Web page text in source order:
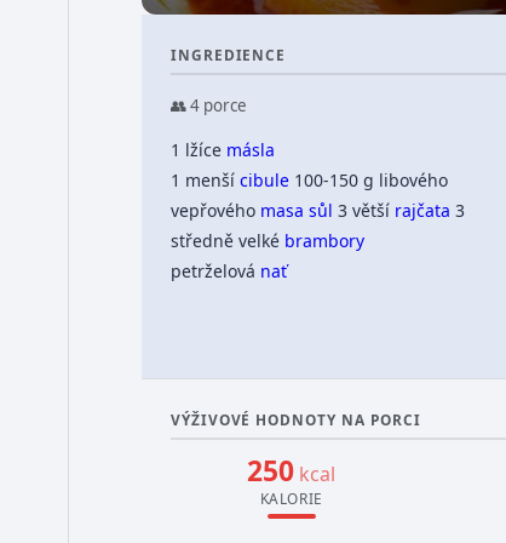
INGREDIENCE
👥 4 porce
1 lžíce másla
1 menší cibule100-150 g libového
vepřového masa sůl 3 větší rajčata 3
středně velké brambory
petrželová nať
VÝŽIVOVÉ HODNOTY NA PORCI
250 kcal
KALORIE